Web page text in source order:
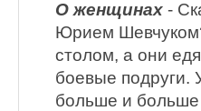
О женщинах -
Юрием
столом, а они
боевые подруги.
больше и больше